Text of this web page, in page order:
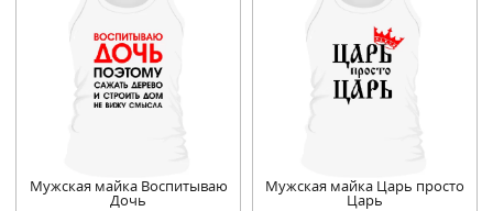
Мужская майка Воспитываю
Дочь
Мужская майка Царь просто
Царь